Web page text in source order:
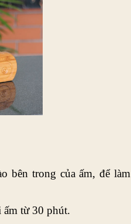
bên trong của ấm, để làm
ấm từ 30 phút.